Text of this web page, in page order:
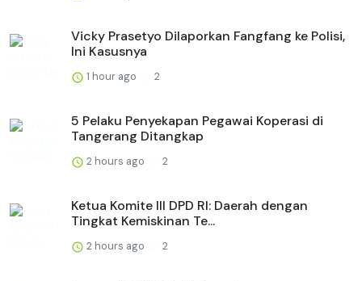
Vicky Prasetyo Dilaporkan Fangfang ke Polisi,
Ini Kasusnya
1 hour ago 2
5 Pelaku Penyekapan Pegawai Koperasi di
Tangerang Ditangkap
2 hours ago 2
Ketua Komite III DPD RI: Daerah dengan
Tingkat Kemiskinan Te...
2 hours ago 2